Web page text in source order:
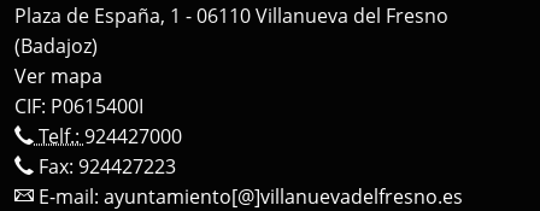
Plaza de España, 1 - 06110 Villanueva del Fresno
(Badajoz)
Ver mapa
CIF: P0615400I
Telf.: 924427000
Fax: 924427223
E-mail: ayuntamiento[@]villanuevadelfresno.es